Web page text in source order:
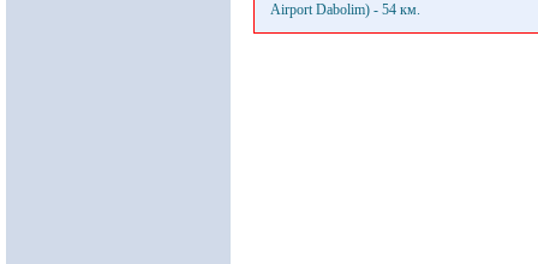
Airport Dabolim) - 54 км.